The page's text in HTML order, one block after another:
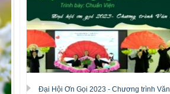
Đại Hội Ơn Gọi 2023 - Chương trình Văn